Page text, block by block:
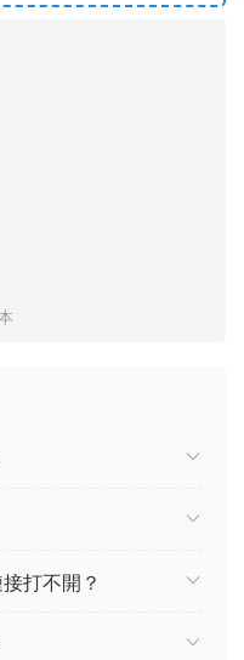
打不開？